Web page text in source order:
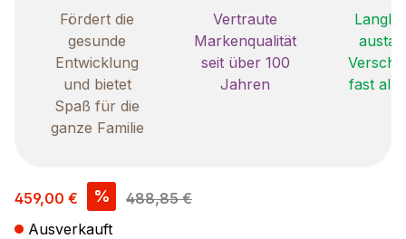
Fördert die
gesunde
Entwicklung
und bietet
Spaß für die
ganze Familie
Vertraute
Markenqualität
seit über 100
Jahren
fast
Verkaufspreis:
459,00 € %
488,85 €
Ausverkauft